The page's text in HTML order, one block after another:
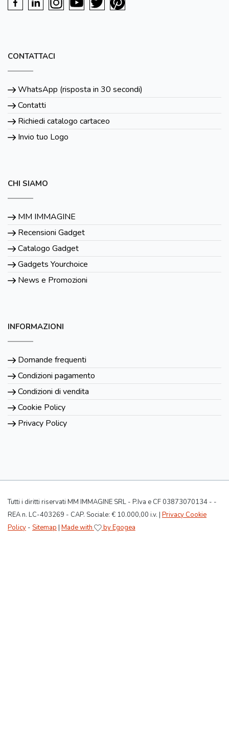
CONTATTACI
WhatsApp (risposta in 30 secondi)
Contatti
Richiedi catalogo cartaceo
Invio tuo Logo
CHI SIAMO
MM IMMAGINE
Recensioni Gadget
Catalogo Gadget
Gadgets Yourchoice
News e Promozioni
INFORMAZIONI
Domande frequenti
Condizioni pagamento
Condizioni di vendita
Cookie Policy
Privacy Policy
Tutti i diritti riservati MM IMMAGINE SRL - P.Iva e CF 03873070134 - -
REA n. LC-403269 - CAP. Sociale: € 10.000,00 i.v. | Privacy Cookie
Policy - Sitemap | Made with by Egogea